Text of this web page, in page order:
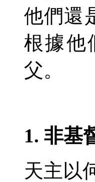
他們還
根據他
父。
1. 非基
天主以